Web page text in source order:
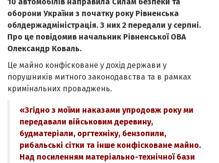
оборони України з початку року Рівненська
облдержадміністрація. З них 2 передали у серпні.
Про це повідомив начальник Рівненської ОВА
Олександр Коваль.
Це майно конфісковане у дохід держави у
порушників митного законодавства та в рамках
кримінальних проваджень.
«Згідно з моїми наказами упродовж року ми
передавали військовим деревину,
будматеріали, оргтехніку, бензопили,
рибальські сітки та інше конфісковане майно.
Над посиленням матеріально-технічної бази